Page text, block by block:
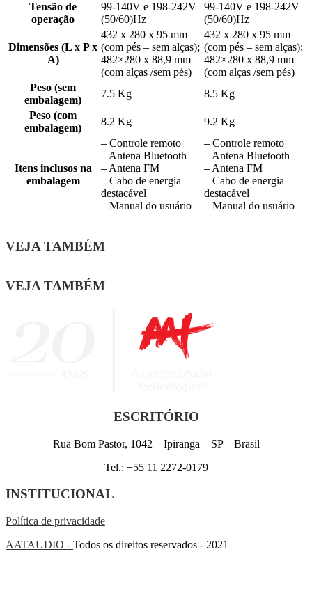
Tensão de
operação
99-140V e 198-242V
(50/60)Hz
99-140V e 198-242V
(50/60)Hz
Dimensões (L x P x
A)
432 x 280 x 95 mm
(com pés – sem alças);
482×280 x 88,9 mm
(com alças /sem pés)
432 x 280 x 95 mm
(com pés – sem alças);
482×280 x 88,9 mm
(com alças /sem pés)
Peso (sem
embalagem)
7.5 Kg
8.5 Kg
Peso (com
embalagem)
8.2 Kg 9.2 Kg
Itens inclusos na
embalagem
– Controle remoto
– Antena Bluetooth
– Antena FM
– Cabo de energia
destacável
– Manual do usuário
– Controle remoto
– Antena Bluetooth
– Antena FM
– Cabo de energia
destacável
– Manual do usuário
VEJA TAMBÉM
VEJA TAMBÉM
ESCRITÓRIO
Rua Bom Pastor, 1042 – Ipiranga – SP – Brasil
Tel.: +55 11 2272-0179
INSTITUCIONAL
Política de privacidade
AATAUDIO - Todos os direitos reservados - 2021